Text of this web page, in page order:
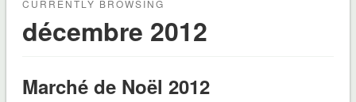
CURRENTLY BROWSING
décembre 2012
Marché de Noël 2012